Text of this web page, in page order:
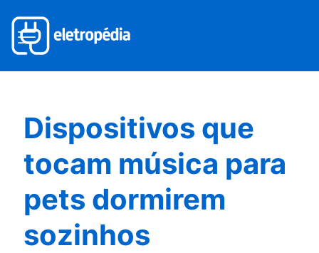
Dispositivos que
tocam música para
pets dormirem
sozinhos